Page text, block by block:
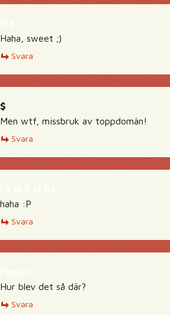
Haha, sweet ;)
Svara
$
Men wtf, missbruk av toppdomän!
Svara
haha :P
Svara
Hur blev det så där?
Svara